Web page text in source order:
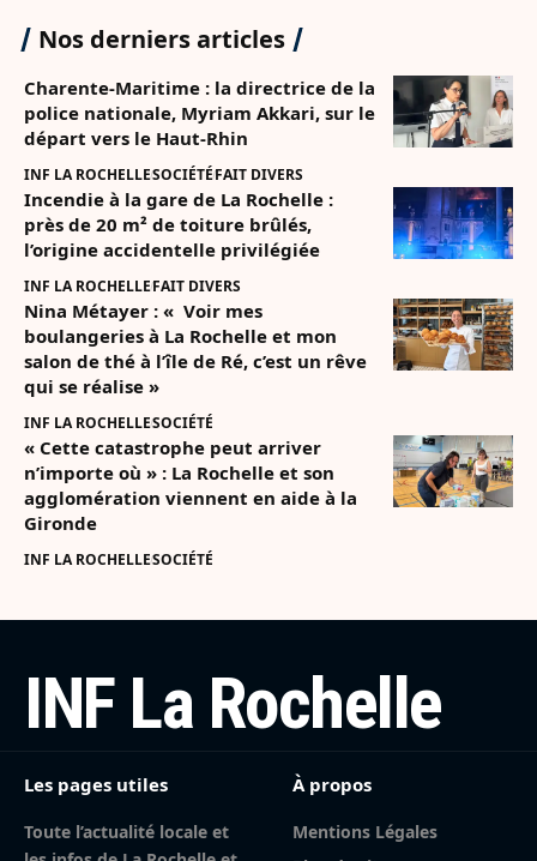
Nos derniers articles
Charente-Maritime : la directrice de la
police nationale, Myriam Akkari, sur le
départ vers le Haut-Rhin
INF LA ROCHELLESOCIÉTÉFAIT DIVERS
Incendie à la gare de La Rochelle :
près de 20 m² de toiture brûlés,
l’origine accidentelle privilégiée
INF LA ROCHELLEFAIT DIVERS
Nina Métayer : « Voir mes
boulangeries à La Rochelle et mon
salon de thé à l’île de Ré, c’est un rêve
qui se réalise »
INF LA ROCHELLESOCIÉTÉ
« Cette catastrophe peut arriver
n’importe où » : La Rochelle et son
agglomération viennent en aide à la
Gironde
INF LA ROCHELLESOCIÉTÉ
INF La Rochelle
Les pages utiles
Toute l’actualité locale et
À propos
Mentions Légales